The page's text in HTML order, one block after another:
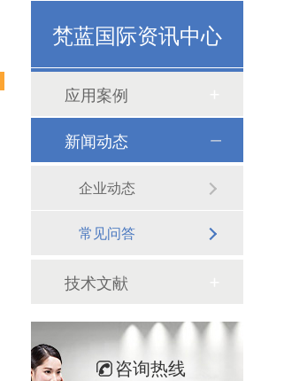
梵蓝国际资讯中心
应用案例
新闻动态
企业动态
常见问答
技术文献
咨询热线